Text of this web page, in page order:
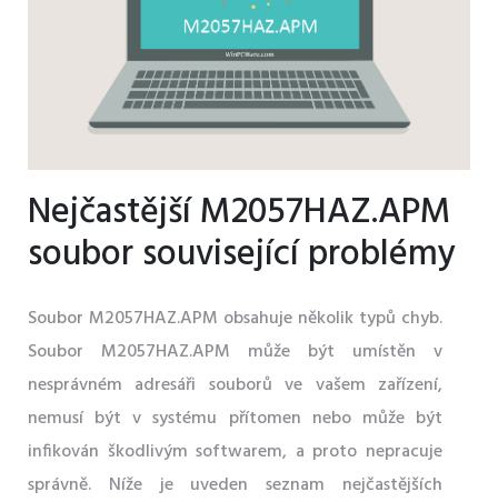
Nejčastější M2057HAZ.APM
soubor související problémy
Soubor M2057HAZ.APM obsahuje několik typů chyb.
Soubor M2057HAZ.APM může být umístěn v
nesprávném adresáři souborů ve vašem zařízení,
nemusí být v systému přítomen nebo může být
infikován škodlivým softwarem, a proto nepracuje
správně. Níže je uveden seznam nejčastějších